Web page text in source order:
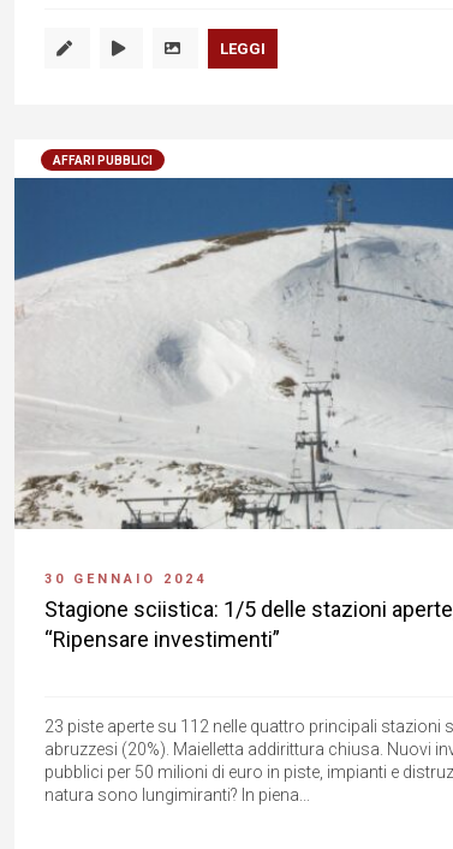
LEGGI
AFFARI PUBBLICI
30 GENNAIO 2024
Stagione sciistica: 1/5 delle stazioni
“Ripensare investimenti”
23 piste aperte su 112 nelle quattro principali stazioni
abruzzesi (20%). Maielletta addirittura chiusa. Nuovi
pubblici per 50 milioni di euro in piste, impianti e
natura sono lungimiranti? In piena...